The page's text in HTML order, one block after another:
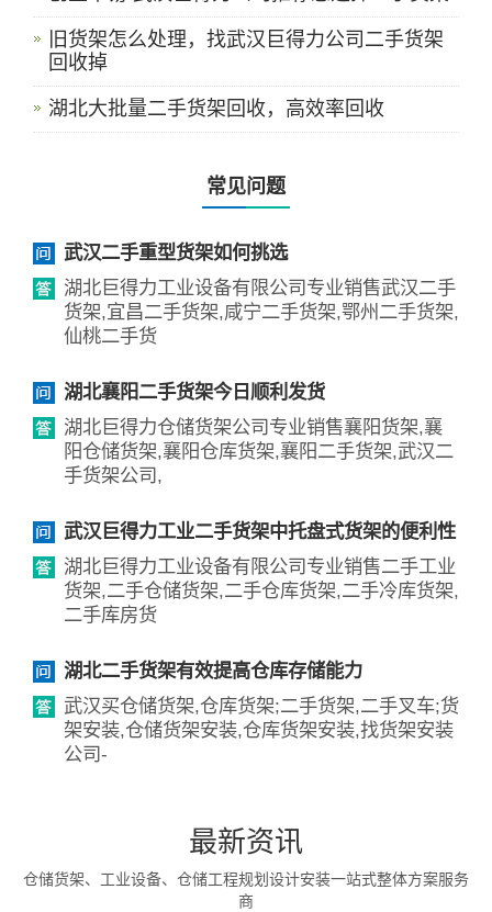
旧货架怎么处理，找武汉巨得力公司二手货架
回收掉
湖北大批量二手货架回收，高效率回收
常见问题
武汉二手重型货架如何挑选
湖北巨得力工业设备有限公司专业销售武汉二手
货架,宜昌二手货架,咸宁二手货架,鄂州二手货架,
仙桃二手货
湖北襄阳二手货架今日顺利发货
湖北巨得力仓储货架公司专业销售襄阳货架,襄
阳仓储货架,襄阳仓库货架,襄阳二手货架,武汉二
手货架公司,
武汉巨得力工业二手货架中托盘式货架的便利性
湖北巨得力工业设备有限公司专业销售二手工业
货架,二手仓储货架,二手仓库货架,二手冷库货架,
二手库房货
湖北二手货架有效提高仓库存储能力
武汉买仓储货架,仓库货架;二手货架,二手叉车;货
架安装,仓储货架安装,仓库货架安装,找货架安装
公司-
最新资讯
仓储货架、工业设备、仓储工程规划设计安装一站式整体方案服务
商